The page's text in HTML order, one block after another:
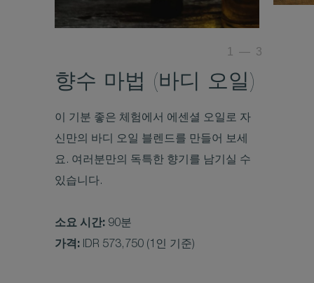
향수 마법 (바디 오일)
이 기분 좋은 체험에서 에센셜 오일로 자
신만의 바디 오일 블렌드를 만들어 보세
요. 여러분만의 독특한 향기를 남기실 수
있습니다.
소요 시간: 90분
가격: IDR 573,750 (1인 기준)
1 — 3